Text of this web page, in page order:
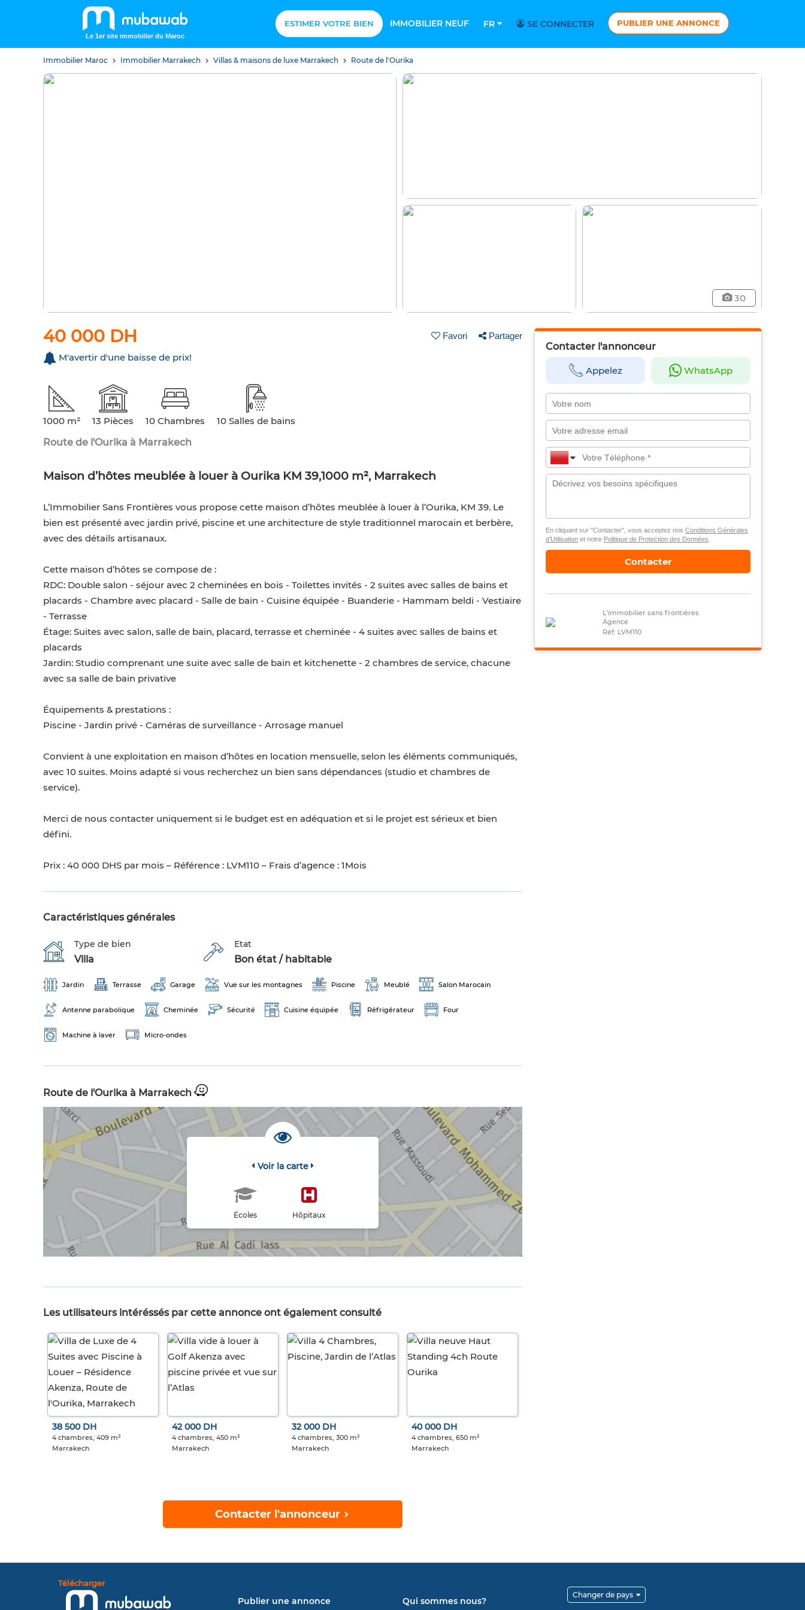
Le 1er site immobilier du Maroc
ESTIMER VOTRE BIEN IMMOBILIER NEUF FR SE CONNECTER PUBLIER UNE ANNONCE
Immobilier Maroc Immobilier Marrakech Villas & maisons de luxe Marrakech Route de l'Ourika
30
40 000 DH Favori Partager
M'avertir d'une baisse de prix!
1000 m² 13 Pièces 10 Chambres
10 Salles de bains
Route de l'Ourika à Marrakech
Maison d’hôtes meublée à louer à Ourika KM 39,1000 m², Marrakech
L’Immobilier Sans Frontières vous propose cette maison d’hôtes meublée à louer à l’Ourika, KM 39. Le
bien est présenté avec jardin privé, piscine et une architecture de style traditionnel marocain et berbère,
avec des détails artisanaux.
Cette maison d’hôtes se compose de :
RDC: Double salon - séjour avec 2 cheminées en bois - Toilettes invités - 2 suites avec salles de bains et
placards - Chambre avec placard - Salle de bain - Cuisine équipée - Buanderie - Hammam beldi - Vestiaire
- Terrasse
Étage: Suites avec salon, salle de bain, placard, terrasse et cheminée - 4 suites avec salles de bains et
placards
Jardin: Studio comprenant une suite avec salle de bain et kitchenette - 2 chambres de service, chacune
avec sa salle de bain privative
Équipements & prestations :
Piscine - Jardin privé - Caméras de surveillance - Arrosage manuel
Convient à une exploitation en maison d’hôtes en location mensuelle, selon les éléments communiqués,
avec 10 suites. Moins adapté si vous recherchez un bien sans dépendances (studio et chambres de
service).
Merci de nous contacter uniquement si le budget est en adéquation et si le projet est sérieux et bien
défini.
Prix : 40 000 DHS par mois – Référence : LVM110 – Frais d’agence : 1Mois
Caractéristiques générales
Type de bien
Villa
Etat
Bon état / habitable
Jardin Terrasse Garage Vue sur les montagnes Piscine Meublé Salon Marocain
Antenne parabolique Cheminée Sécurité Cuisine équipée Réfrigérateur Four
Machine à laver Micro-ondes
Route de l'Ourika à Marrakech
Voir la carte
Écoles Hôpitaux
Les utilisateurs intéréssés par cette annonce ont également consulté
38 500 DH
4 chambres, 409 m²
Marrakech
42 000 DH
4 chambres, 450 m²
Marrakech
32 000 DH
4 chambres, 300 m²
Marrakech
40 000 DH
4 chambres, 650 m²
Marrakech
Contacter l'annonceur
Contacter l'annonceur
Appelez WhatsApp
En cliquant sur "Contacter", vous acceptez nos Conditions Générales
d’Utilisationet notre Politique de Protection des Données
Contacter
L'immobilier sans frontières
Agence
Réf: LVM110
Télécharger
Publier une annonce Qui sommes nous?
Changer de pays